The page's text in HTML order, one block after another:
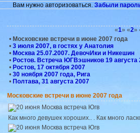
Вам нужно авторизоваться. Забыли
«1» «2»
• Московские встречи в июне 2007 года
• 3 июля 2007, в гостях у Анатолия
• Москва 25.07.2007. ДевочИки и Никешин
• Ростов. Встреча ЮГВэшников 19 августа
• Ростов, 17 октября 2007
• 30 ноября 2007 года, Рига
• Полтава, 31 августа 2007
Московские встречи в июне 2007 года
Как много девушек хороших.. . Как много